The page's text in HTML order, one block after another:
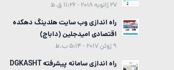
27 ژانویه 2018 - 11:26 ق.ظ
راه اندازی وب سایت هلدینگ دهکده
اقتصادی امیدجلین (داباج)
9 ژوئن 2017 - 5:14 ب.ظ
راه اندازی سامانه پیشرفته DGKASHT